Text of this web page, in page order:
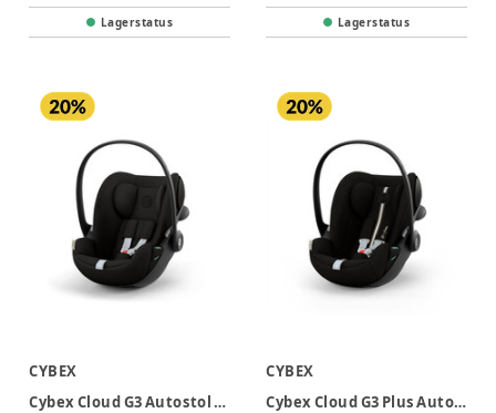
Lagerstatus Lagerstatus
CYBEX
Cybex Cloud G3 Autostol - Magic Black
CYBEX
Cybex Cloud G3 Plus Autostol - Moon Black